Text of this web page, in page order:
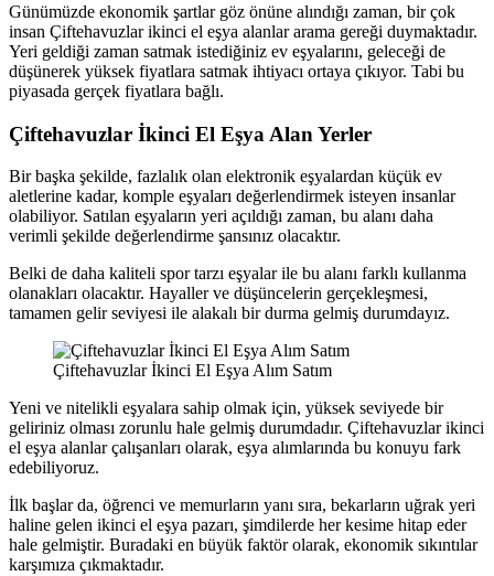
Günümüzde ekonomik şartlar göz önüne alındığı zaman, bir çok
insan Çiftehavuzlar ikinci el eşya alanlar arama gereği duymaktadır.
Yeri geldiği zaman satmak istediğiniz ev eşyalarını, geleceği de
düşünerek yüksek fiyatlara satmak ihtiyacı ortaya çıkıyor. Tabi bu
piyasada gerçek fiyatlara bağlı.
Çiftehavuzlar İkinci El Eşya Alan Yerler
Bir başka şekilde, fazlalık olan elektronik eşyalardan küçük ev
aletlerine kadar, komple eşyaları değerlendirmek isteyen insanlar
olabiliyor. Satılan eşyaların yeri açıldığı zaman, bu alanı daha
verimli şekilde değerlendirme şansınız olacaktır.
Belki de daha kaliteli spor tarzı eşyalar ile bu alanı farklı kullanma
olanakları olacaktır. Hayaller ve düşüncelerin gerçekleşmesi,
tamamen gelir seviyesi ile alakalı bir durma gelmiş durumdayız.
Çiftehavuzlar İkinci El Eşya Alım Satım
Yeni ve nitelikli eşyalara sahip olmak için, yüksek seviyede bir
geliriniz olması zorunlu hale gelmiş durumdadır. Çiftehavuzlar ikinci
el eşya alanlar çalışanları olarak, eşya alımlarında bu konuyu fark
edebiliyoruz.
İlk başlar da, öğrenci ve memurların yanı sıra, bekarların uğrak yeri
haline gelen ikinci el eşya pazarı, şimdilerde her kesime hitap eder
hale gelmiştir. Buradaki en büyük faktör olarak, ekonomik sıkıntılar
karşımıza çıkmaktadır.